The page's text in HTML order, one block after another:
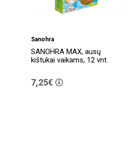
Sanohra
SANOHRA MAX, ausų
kištukai vaikams, 12 vnt.
7,25€